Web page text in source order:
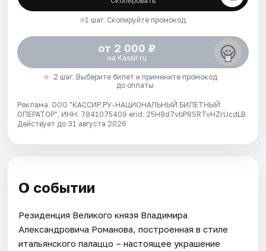
1 шаг. Скопируйте промокод
от 2 000 ₽
на Kassir.ru
2 шаг. Выберите билет и примените промокод
до оплаты
Реклама. ООО "КАССИР.РУ-НАЦИОНАЛЬНЫЙ БИЛЕТНЫЙ
ОПЕРАТОР", ИНН: 7841075409 erid: 25H8d7vbP8SRTvHZrUcdLB.
Действует до 31 августа 2026
О событии
Резиденция Великого князя Владимира
Александровича Романова, построенная в стиле
итальянского палаццо – настоящее украшение